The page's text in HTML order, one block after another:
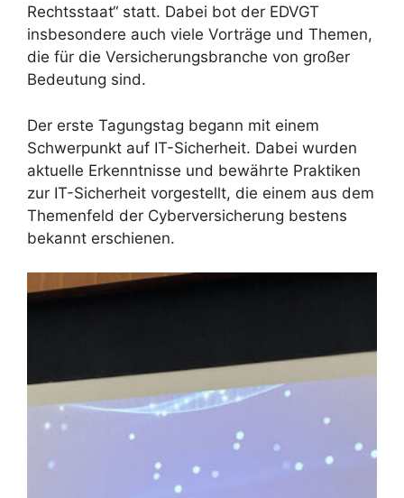
Rechtsstaat“ statt. Dabei bot der EDVGT
insbesondere auch viele Vorträge und Themen,
die für die Versicherungsbranche von großer
Bedeutung sind.
Der erste Tagungstag begann mit einem
Schwerpunkt auf IT-Sicherheit. Dabei wurden
aktuelle Erkenntnisse und bewährte Praktiken
zur IT-Sicherheit vorgestellt, die einem aus dem
Themenfeld der Cyberversicherung bestens
bekannt erschienen.